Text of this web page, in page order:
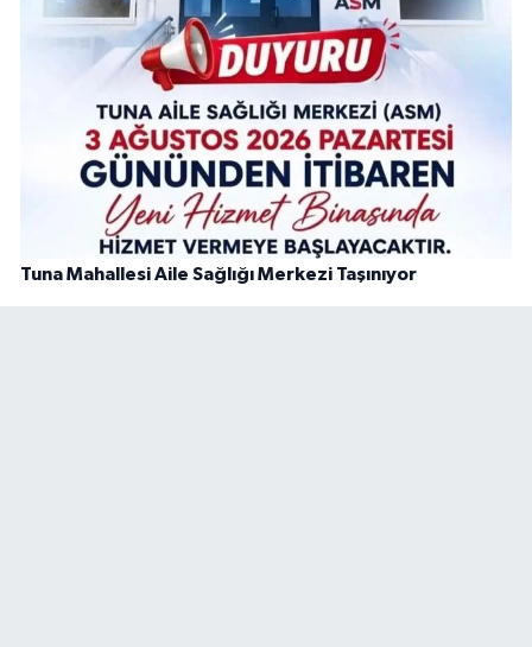
Tuna Mahallesi Aile Sağlığı Merkezi Taşınıyor